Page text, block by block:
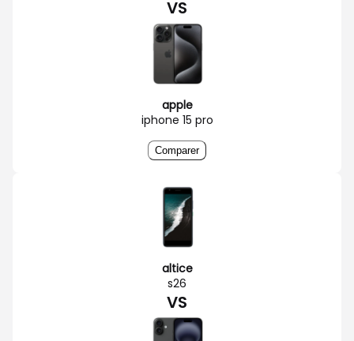
VS
apple
iphone 15 pro
Comparer
altice
s26
VS